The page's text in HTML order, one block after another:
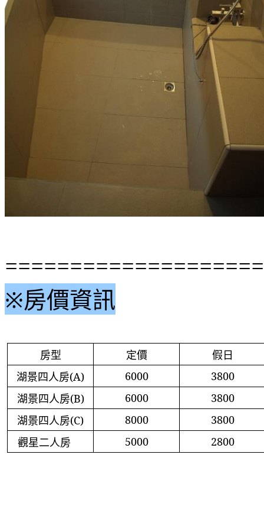
※房價資訊
房型 定價
假日
湖景四人房(A) 6000
3800
湖景四人房(B) 6000
3800
湖景四人房(C) 8000
3800
觀星二人房
5000 2800